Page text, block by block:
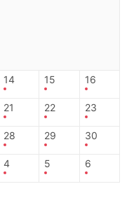
14 15 16
21 22 23
28 29 30
4 5 6